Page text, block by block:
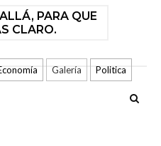
PARA QUE
CLARO.
Galería Politica